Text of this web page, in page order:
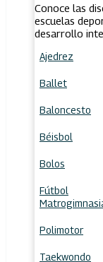
Conoce las
escuelas
desarrollo
Ajedrez
Ballet
Baloncesto
Béisbol
Bolos
Fútbol
Polimotor
Taekwondo